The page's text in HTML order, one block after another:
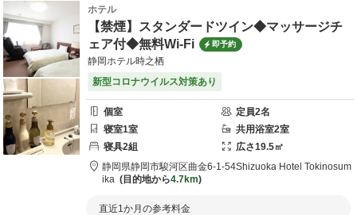
ホテル
【禁煙】スタンダードツイン◆マッサージチ
ェア付◆無料Wi-Fi
即予約
静岡ホテル時之栖
新型コロナウイルス対策あり
個室 定員2名
寝室1室 共用浴室2室
寝具2組 広さ19.5㎡
静岡県静岡市駿河区曲金6-1-54Shizuoka Hotel Tokinosum
ika
目的地から4.7km
直近1か月の参考料金